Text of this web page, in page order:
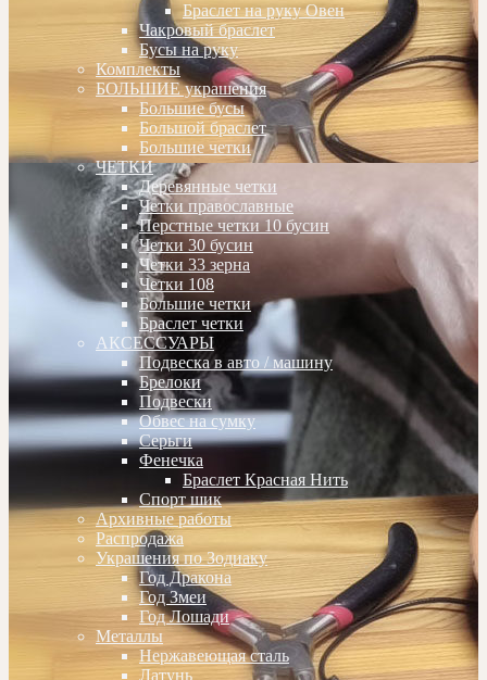
Браслет на руку Овен
Чакровый браслет
Бусы на руку
Комплекты
БОЛЬШИЕ украшения
Большие бусы
Большой браслет
Большие четки
ЧЕТКИ
Деревянные четки
Четки православные
Перстные четки 10 бусин
Четки 30 бусин
Четки 33 зерна
Четки 108
Большие четки
Браслет четки
АКСЕССУАРЫ
Подвеска в авто / машину
Брелоки
Подвески
Обвес на сумку
Серьги
Фенечка
Браслет Красная Нить
Спорт шик
Архивные работы
Распродажа
Украшения по Зодиаку
Год Дракона
Год Змеи
Год Лошади
Металлы
Нержавеющая сталь
Латунь